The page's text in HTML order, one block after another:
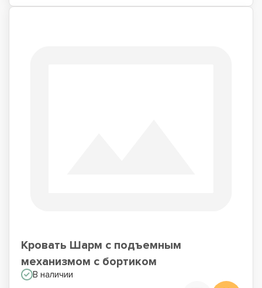
Кровать Шарм с подъемным
механизмом с бортиком
В наличии